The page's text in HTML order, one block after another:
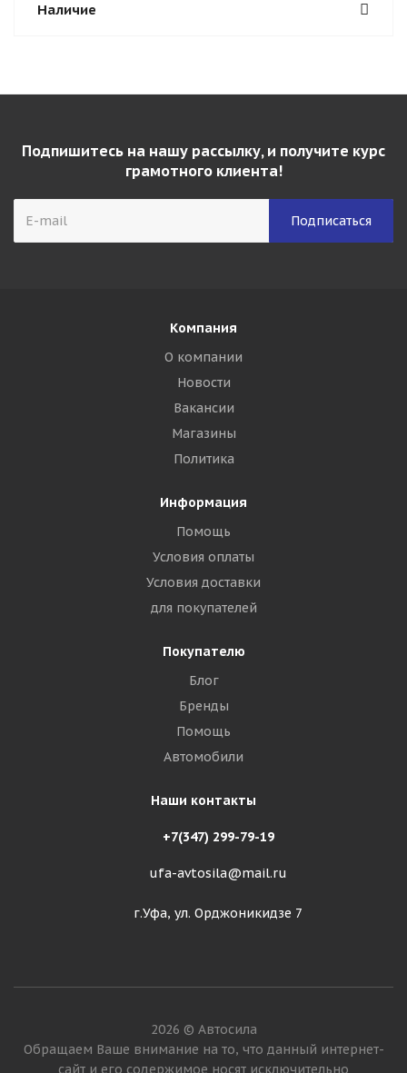
Наличие
Подпишитесь на нашу рассылку, и получите курс
грамотного клиента!
Компания
О компании
Новости
Вакансии
Магазины
Политика
Информация
Помощь
Условия оплаты
Условия доставки
для покупателей
Покупателю
Блог
Бренды
Помощь
Автомобили
Наши контакты
+7(347) 299-79-19
ufa-avtosila@mail.ru
г.Уфа, ул. Орджоникидзе 7
2026 © Автосила
Обращаем Ваше внимание на то, что данный интернет-
сайт и его содержимое носят исключительно